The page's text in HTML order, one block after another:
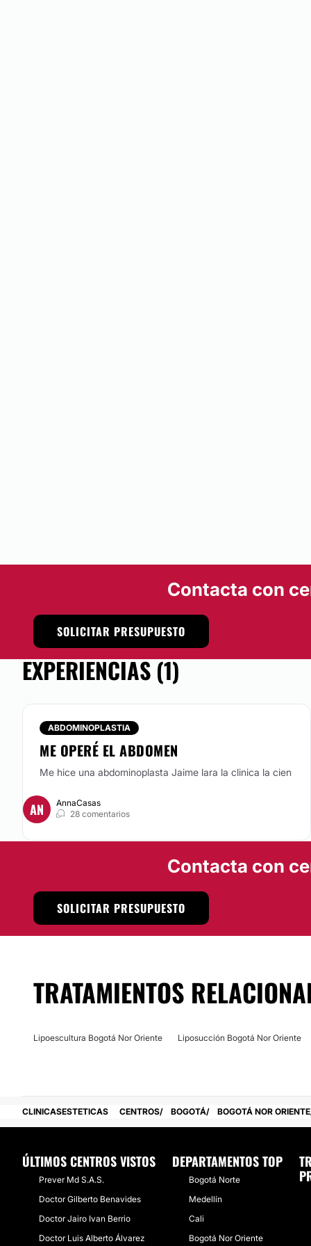
experiencia, calificados y acreditados, con modernas
tecnología vanguardista de última generación, para
Se encuentra ubicado en una de las zonas más
ciudad de Bogotá, donde pone a disposición de sus
Acércate y contáctanos para realizar tu valoración.
en todo momento una atención personalizada, con todo el
Contacta con
SOLICITAR PRESUPUESTO
EXPERIENCIAS (1)
ABDOMINOPLASTIA
ME OPERÉ EL ABDOMEN
Me hice una abdominoplasta Jaime lara la clinica la cien
AN
AnnaCasas
28 comentarios
Contacta con
SOLICITAR PRESUPUESTO
TRATAMIENTOS
Lipoescultura Bogotá Nor Oriente Liposucción Bogotá Nor Oriente
CLINICASESTETICAS CENTROS BOGOTÁ BOGOTÁ NOR ORIENTE
ÚLTIMOS CENTROS VISTOS
Prever Md S.A.S.
Doctor Gilberto Benavides
Doctor Jairo Ivan Berrio
Doctor Luis Alberto Álvarez
DEPARTAMENTOS TOP
Bogotá Norte
Medellín
Cali
Bogotá Nor Oriente